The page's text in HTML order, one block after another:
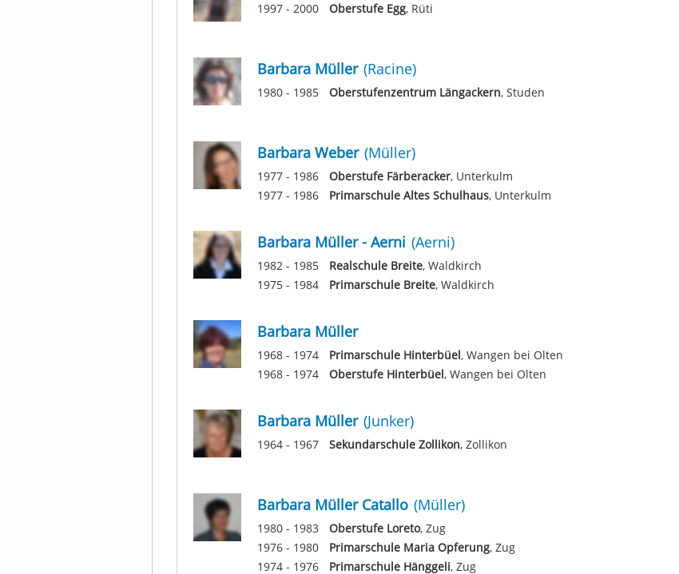
1997 - 2000 Oberstufe Egg, Rüti
Barbara Müller (Racine)
1980 - 1985 Oberstufenzentrum Längackern, Studen
Barbara Weber (Müller)
1977 - 1986 Oberstufe Färberacker, Unterkulm
1977 - 1986
Primarschule Altes Schulhaus, Unterkulm
Barbara Müller - Aerni (Aerni)
1982 - 1985 Realschule Breite, Waldkirch
1975 - 1984
Primarschule Breite, Waldkirch
Barbara Müller
1968 - 1974 Primarschule Hinterbüel, Wangen bei Olten
1968 - 1974
Oberstufe Hinterbüel, Wangen bei Olten
Barbara Müller (Junker)
1964 - 1967 Sekundarschule Zollikon, Zollikon
Barbara Müller Catallo (Müller)
1980 - 1983 Oberstufe Loreto, Zug
1976 - 1980
Primarschule Maria Opferung, Zug
1974 - 1976
Primarschule Hänggeli, Zug